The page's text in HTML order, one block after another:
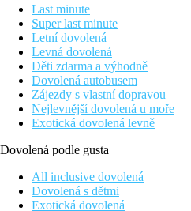
nepostrádá i klidnější zázemí
Vybavení
Součástí hotelu Maria del Mar
bar a kavárna u bazénu, výtah,
Ubytování
Dvoulůžkové pokoje s
Dvoulůžkové pokoje s
zařízení, balkon; 3. lůžko
Last minute
Super last minute
Letní dovolená
Levná dovolená
Děti zdarma a výhodně
Dovolená autobusem
Zájezdy s vlastní dopravou
Nejlevnější dovolená u moře
Exotická dovolená levně
Dovolená podle gusta
All inclusive dovolená
Dovolená s dětmi
Exotická dovolená